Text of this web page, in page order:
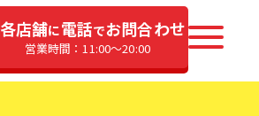
各店舗に電話でお問合わせ
営業時間：11:00〜20:00